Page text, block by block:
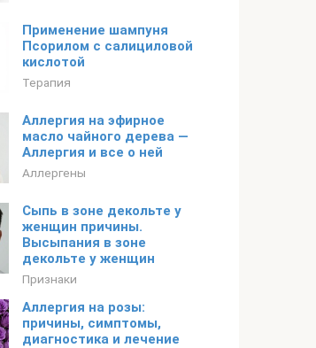
Применение шампуня
Псорилом с салициловой
кислотой
Терапия
Аллергия на эфирное
масло чайного дерева —
Аллергия и все о ней
Аллергены
Сыпь в зоне декольте у
женщин причины.
Высыпания в зоне
декольте у женщин
Признаки
Аллергия на розы:
причины, симптомы,
диагностика и лечение